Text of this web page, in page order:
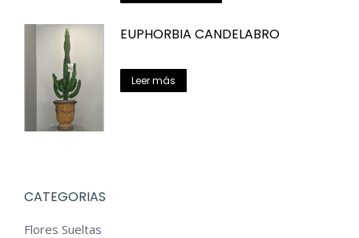
EUPHORBIA CANDELABRO
Leer más
CATEGORIAS
Flores Sueltas